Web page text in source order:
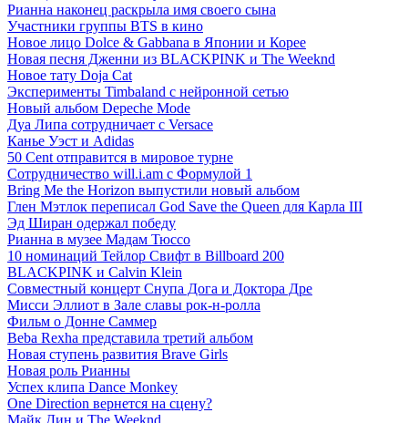
Рианна наконец раскрыла имя своего сына
Участники группы BTS в кино
Новое лицо Dolce & Gabbana в Японии и Корее
Новая песня Дженни из BLACKPINK и The Weeknd
Новое тату Doja Cat
Эксперименты Timbaland c нейронной сетью
Новый альбом Depeche Mode
Дуа Липа сотрудничает с Versace
Канье Уэст и Adidas
50 Сent отправится в мировое турне
Сотрудничество will.i.am с Формулой 1
Bring Me the Horizon выпустили новый альбом
Глен Мэтлок переписал God Save the Queen для Карла III
Эд Ширан одержал победу
Рианна в музее Мадам Тюссо
10 номинаций Тейлор Свифт в Billboard 200
BLACKPINK и Calvin Klein
Совместный концерт Снупа Дога и Доктора Дре
Мисси Эллиот в Зале славы рок-н-ролла
Фильм о Донне Саммер
Beba Rexha представила третий альбом
Новая ступень развития Brave Girls
Новая роль Рианны
Успех клипа Dance Monkey
One Direction вернется на сцену?